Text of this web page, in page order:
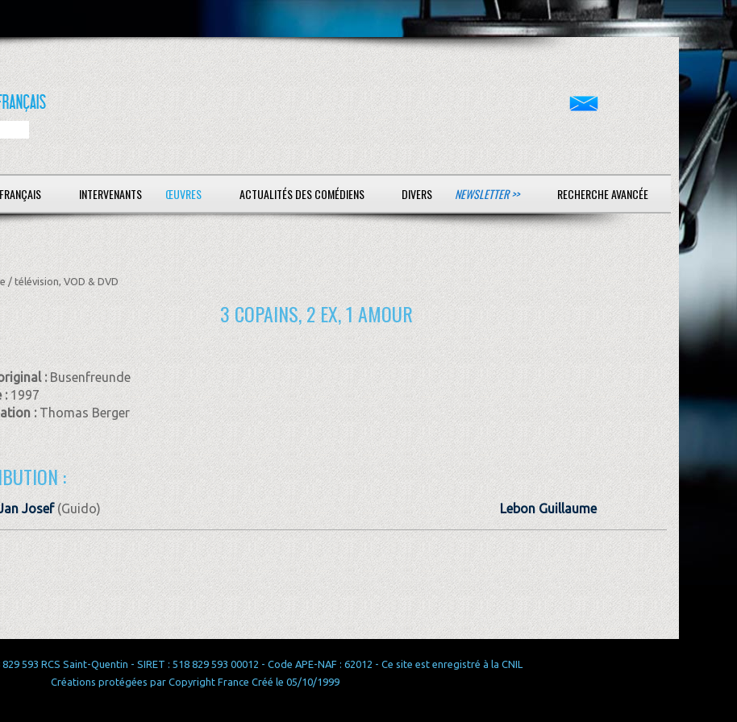
INTERVENANTS ŒUVRES ACTUALITÉS DES COMÉDIENS DIVERS NEWSLETTER >> RECHERCHE AVANCÉE
/ télévision, VOD & DVD
3 COPAINS, 2 EX, 1 AMOUR
:Busenfreunde
:1997
:Thomas Berger
:
Josef(Guido) Lebon Guillaume
593 RCS Saint-Quentin - SIRET : 518 829 593 00012 - Code APE-NAF : 62012 - Ce site est enregistré à la CNIL
Créations protégées par Copyright France Créé le 05/10/1999